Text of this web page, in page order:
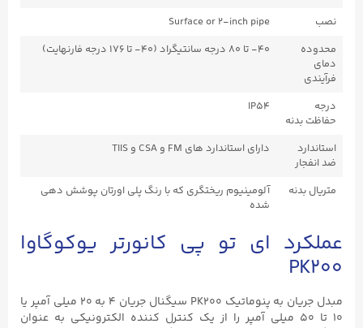
نصب
Surface or 2-inch pipe
محدوده
دمای
فرآیندی
۴۰- تا ۸۰ درجه سانتیگراد (۴۰- تا ۱۷۶ درجه فارنهایت)
درجه
حفاظت بدنه
IP54
استاندارد
ضد انفجار
دارای استاندارد های FM و CSA و TIIS
متریال بدنه
آلومینیوم ریختگری که با رنگ پلی اورتان پوشش دهی
شده
عملکرد ای تو پی کانورتر یوکوگاوا
PK200
مبدل جریان به پنوماتیک PK200 سیگنال جریان ۴ به ۲۰ میلی آمپر یا
۱۰ تا ۵۰ میلی آمپر را از یک کنترل کننده الکترونیکی به عنوان